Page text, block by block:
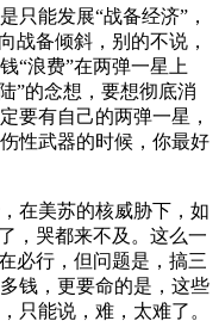
只能发展“战备经济”，
战备倾斜，别的不说，
“浪费”在两弹一星上
”的念想，要想彻底消
要有自己的两弹一星，
性武器的时候，你最好
在美苏的核威胁下，如
，哭都来不及。这么一
必行，但问题是，搞三
钱，更要命的是，这些
只能说，难，太难了。